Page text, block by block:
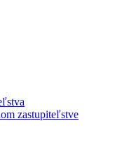
zastupiteľstve